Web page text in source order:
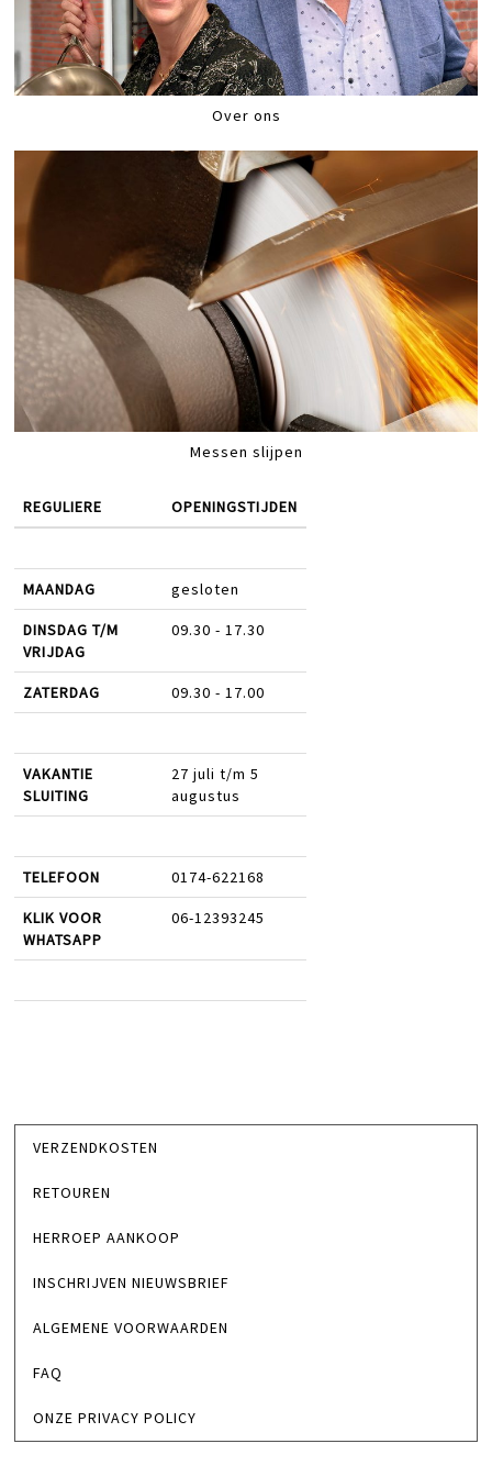
Over ons
Messen slijpen
REGULIERE OPENINGSTIJDEN
MAANDAG gesloten
DINSDAG T/M
VRIJDAG
09.30 - 17.30
ZATERDAG 09.30 - 17.00
VAKANTIE
SLUITING
27 juli t/m 5
augustus
TELEFOON 0174-622168
KLIK VOOR
WHATSAPP
06-12393245
VERZENDKOSTEN
RETOUREN
HERROEP AANKOOP
INSCHRIJVEN NIEUWSBRIEF
ALGEMENE VOORWAARDEN
FAQ
ONZE PRIVACY POLICY